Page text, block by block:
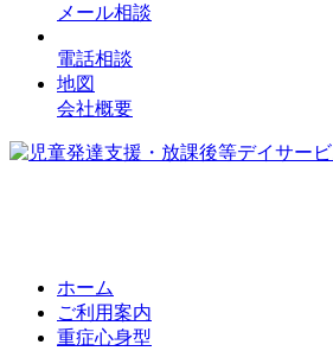
メール相談
電話相談
地図
会社概要
ホーム
ご利用案内
重症心身型